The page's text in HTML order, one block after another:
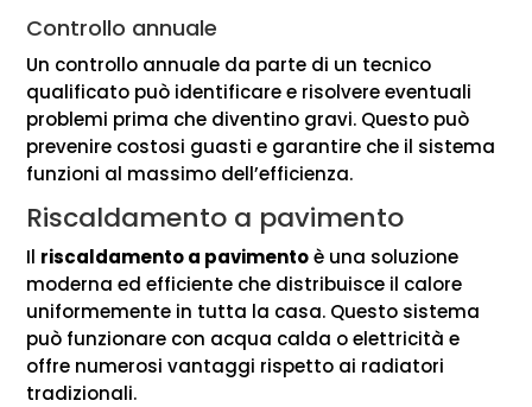
Controllo annuale
Un controllo annuale da parte di un tecnico
qualificato può identificare e risolvere eventuali
problemi prima che diventino gravi. Questo può
prevenire costosi guasti e garantire che il sistema
funzioni al massimo dell’efficienza.
Riscaldamento a pavimento
Il riscaldamento a pavimentoè una soluzione
moderna ed efficiente che distribuisce il calore
uniformemente in tutta la casa. Questo sistema
può funzionare con acqua calda o elettricità e
offre numerosi vantaggi rispetto ai radiatori
tradizionali.